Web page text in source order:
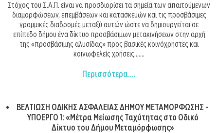
Στόχος του Σ.Α.Π. είναι να προσδιορίσει τα σημεία των απαιτούμενων
διαμορφώσεων, επεμβάσεων και κατασκευών και τις προσβάσιμες
γραμμικές διαδρομές μεταξύ αυτών ώστε να δημιουργείται σε
επίπεδο δήμου ένα δίκτυο προσβάσιμων μετακινήσεων στην αρχή
της «προσβάσιμης αλυσίδας» προς βασικές κοινόχρηστες και
κοινωφελείς χρήσεις.......
Περισσότερα....
ΒΕΛΤΙΩΣΗ ΟΔΙΚΗΣ ΑΣΦΑΛΕΙΑΣ ΔΗΜΟΥ ΜΕΤΑΜΟΡΦΩΣΗΣ -
ΥΠΟΕΡΓΟ 1: «Μέτρα Μείωσης Ταχύτητας στο Οδικό
Δίκτυο του Δήμου Μεταμόρφωσης»